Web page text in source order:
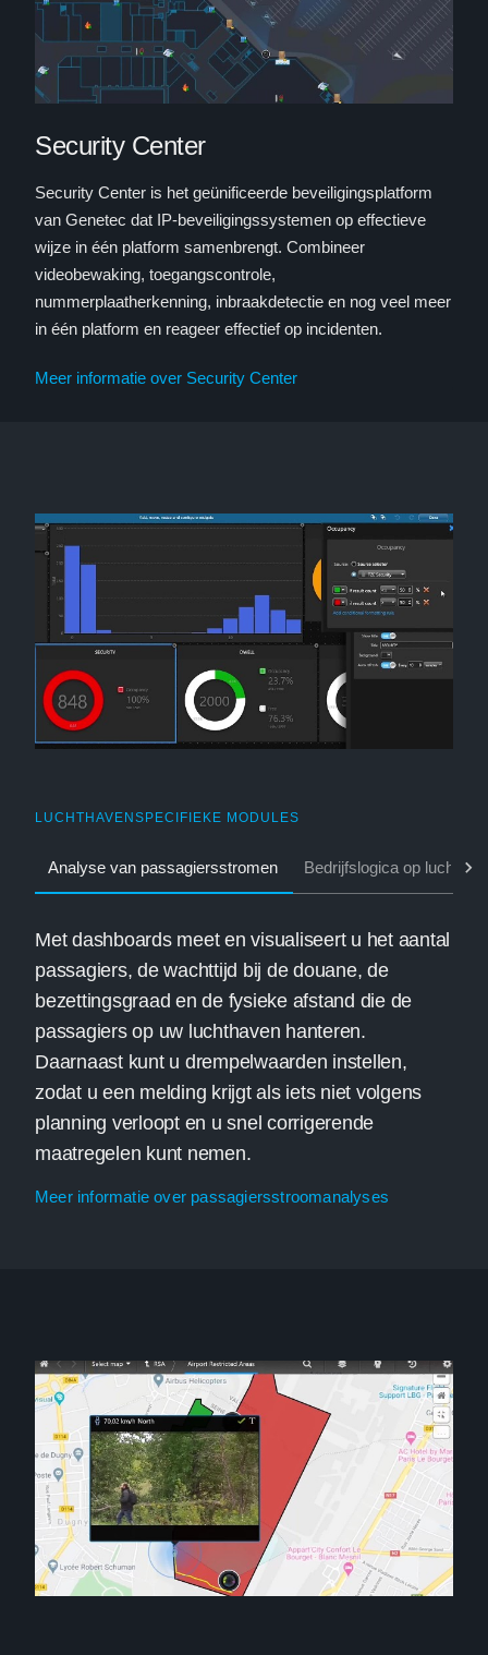
Security Center
Security Center is het geünificeerde beveiligingsplatform
van Genetec dat IP-beveiligingssystemen op effectieve
wijze in één platform samenbrengt. Combineer
videobewaking, toegangscontrole,
nummerplaatherkenning, inbraakdetectie en nog veel meer
in één platform en reageer effectief op incidenten.
Meer informatie over Security Center
LUCHTHAVENSPECIFIEKE MODULES
Analyse van passagiersstromen Bedrijfslogica op
Met dashboards meet en visualiseert u het aantal
passagiers, de wachttijd bij de douane, de
bezettingsgraad en de fysieke afstand die de
passagiers op uw luchthaven hanteren.
Daarnaast kunt u drempelwaarden instellen,
zodat u een melding krijgt als iets niet volgens
planning verloopt en u snel corrigerende
maatregelen kunt nemen.
Meer informatie over passagiersstroomanalyses